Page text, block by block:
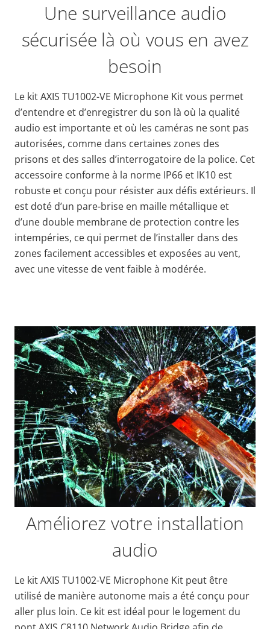
Une surveillance audio
sécurisée là où vous en avez
besoin
Le kit AXIS TU1002-VE Microphone Kit vous permet
d’entendre et d’enregistrer du son là où la qualité
audio est importante et où les caméras ne sont pas
autorisées, comme dans certaines zones des
prisons et des salles d’interrogatoire de la police. Cet
accessoire conforme à la norme IP66 et IK10 est
robuste et conçu pour résister aux défis extérieurs. Il
est doté d’un pare-brise en maille métallique et
d’une double membrane de protection contre les
intempéries, ce qui permet de l’installer dans des
zones facilement accessibles et exposées au vent,
avec une vitesse de vent faible à modérée.
Améliorez votre installation
audio
Le kit AXIS TU1002-VE Microphone Kit peut être
utilisé de manière autonome mais a été conçu pour
aller plus loin. Ce kit est idéal pour le logement du